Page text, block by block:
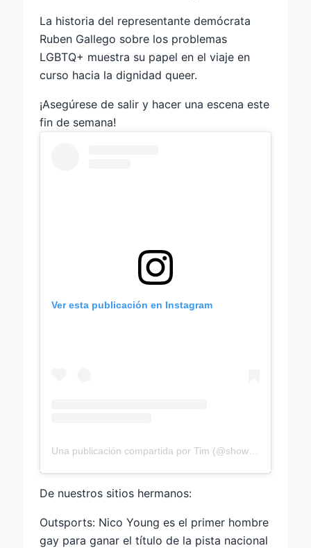
La historia del representante demócrata
Ruben Gallego sobre los problemas
LGBTQ+ muestra su papel en el viaje en
curso hacia la dignidad queer.
¡Asegúrese de salir y hacer una escena este
fin de semana!
Ver esta publicación en Instagram
De nuestros sitios hermanos:
Outsports: Nico Young es el primer hombre
gay para ganar el título de la pista nacional